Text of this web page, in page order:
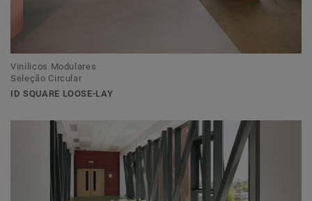
Vinilicos Modulares
Seleção Circular
ID SQUARE LOOSE-LAY